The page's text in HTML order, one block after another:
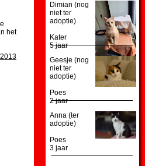
het
2013
Dimian (nog
niet ter
adoptie)
Kater
5 jaar
Geesje (nog
niet ter
adoptie)
Poes
2 jaar
Anna (ter
adoptie)
Poes
3 jaar